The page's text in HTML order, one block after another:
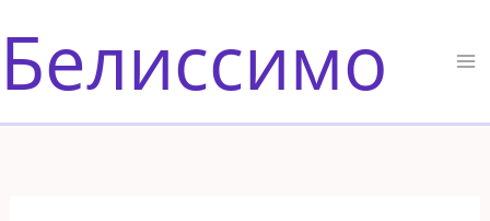
к
содержимому
Белиссимо